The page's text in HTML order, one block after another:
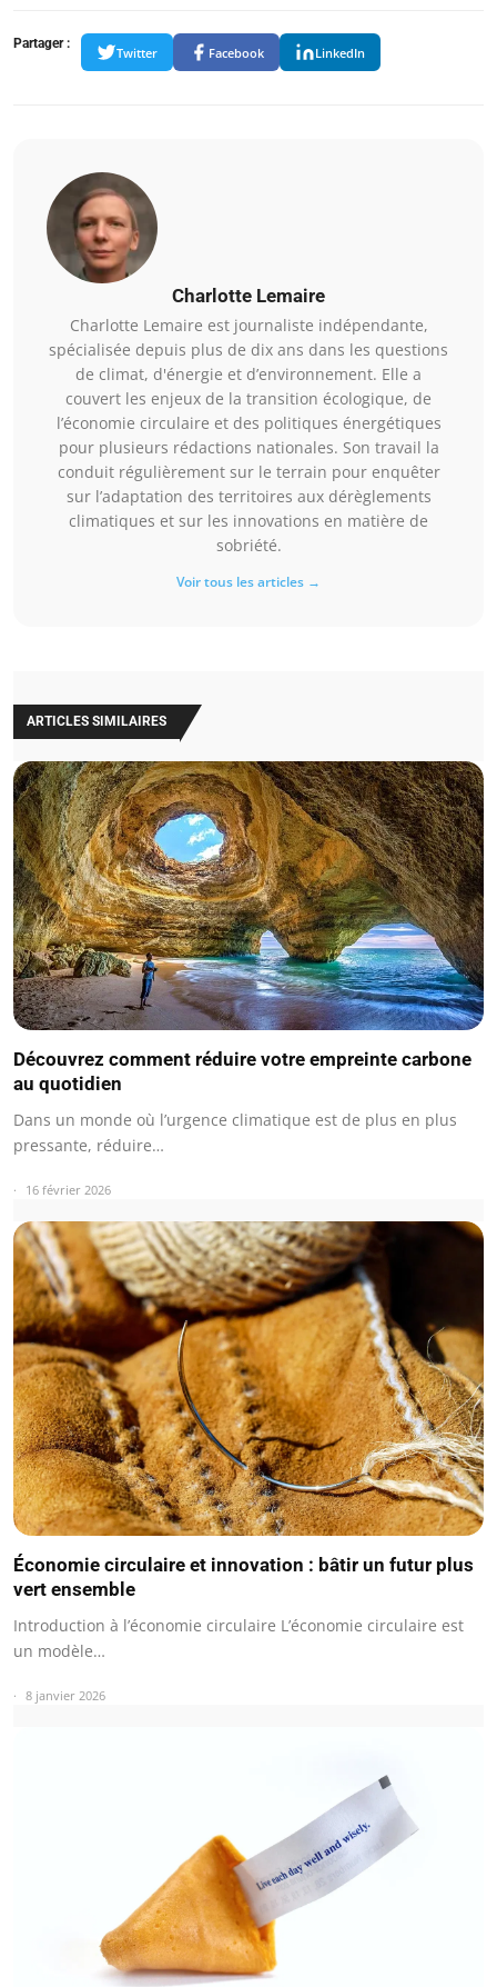
Partager :
Twitter Facebook LinkedIn
Charlotte Lemaire
Charlotte Lemaire est journaliste indépendante,
spécialisée depuis plus de dix ans dans les questions
de climat, d'énergie et d’environnement. Elle a
couvert les enjeux de la transition écologique, de
l’économie circulaire et des politiques énergétiques
pour plusieurs rédactions nationales. Son travail la
conduit régulièrement sur le terrain pour enquêter
sur l’adaptation des territoires aux dérèglements
climatiques et sur les innovations en matière de
sobriété.
Voir tous les articles →
ARTICLES SIMILAIRES
Découvrez comment réduire votre empreinte carbone
au quotidien
Dans un monde où l’urgence climatique est de plus en plus
pressante, réduire…
16 février 2026
Économie circulaire et innovation : bâtir un futur plus
vert ensemble
Introduction à l’économie circulaire L’économie circulaire est
un modèle…
8 janvier 2026